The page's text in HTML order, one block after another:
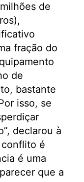
de
fração do
de
bastante
isso, se
declarou à
conflito é
é uma
que a